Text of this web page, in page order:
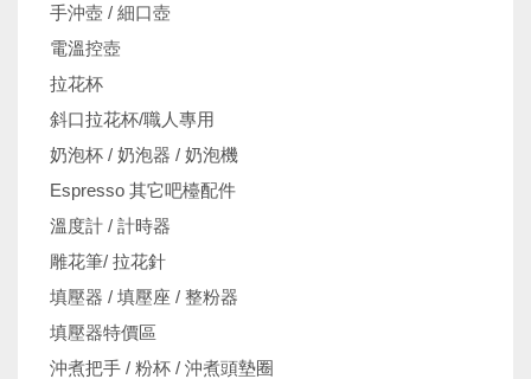
手沖壺 / 細口壺
電溫控壺
拉花杯
斜口拉花杯/職人專用
奶泡杯 / 奶泡器 / 奶泡機
Espresso 其它吧檯配件
溫度計 / 計時器
雕花筆/ 拉花針
填壓器 / 填壓座 / 整粉器
填壓器特價區
沖煮把手 / 粉杯 / 沖煮頭墊圈